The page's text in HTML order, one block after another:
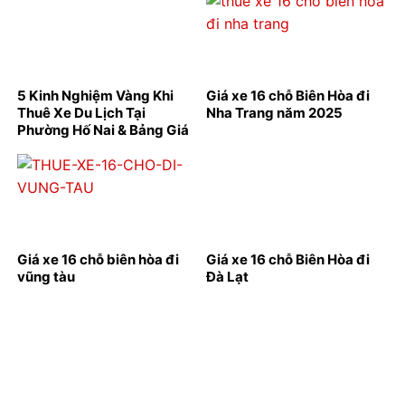
5 Kinh Nghiệm Vàng Khi
Thuê Xe Du Lịch Tại
Phường Hố Nai & Bảng Giá
Giá xe 16 chỗ Biên Hòa đi
Nha Trang năm 2025
Giá xe 16 chỗ biên hòa đi
vũng tàu
Giá xe 16 chỗ Biên Hòa đi
Đà Lạt